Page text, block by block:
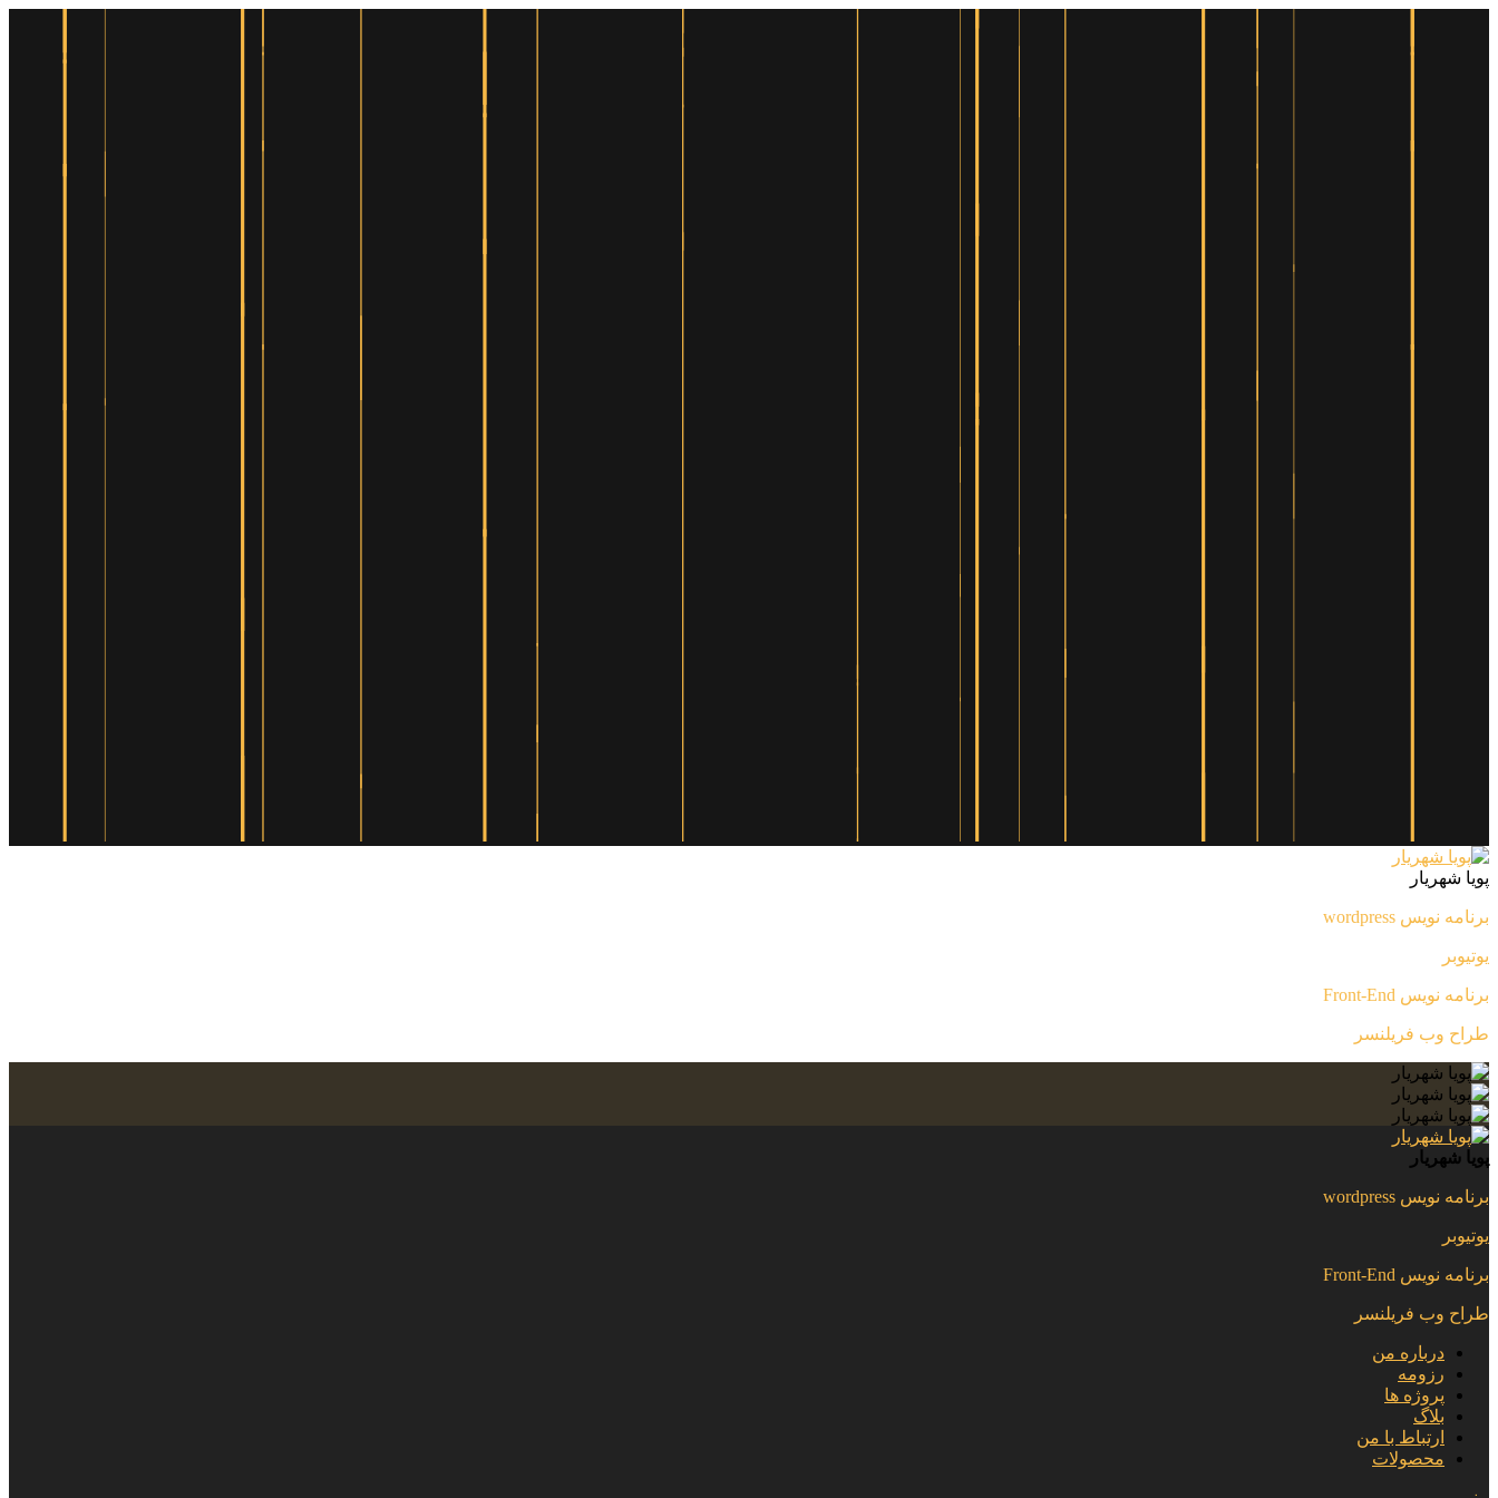
پویا شهریار
برنامه نویس wordpress
یوتیوبر
برنامه نویس Front-End
طراح وب فریلنسر
پویا شهریار
برنامه نویس wordpress
یوتیوبر
برنامه نویس Front-End
طراح وب فریلنسر
درباره من
رزومه
پروژه ها
بلاگ
ارتباط با من
محصولات